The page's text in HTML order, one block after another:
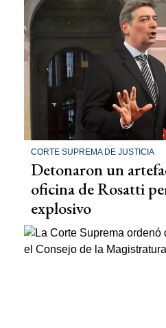
CORTE SUPREMA DE JUSTICIA
Detonaron un
oficina de Rosatti
explosivo